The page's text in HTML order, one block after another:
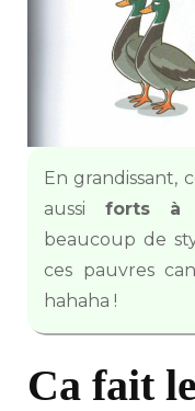
En grandissant,
aussi forts à
beaucoup de
ces pauvres
hahaha !
Ca fait